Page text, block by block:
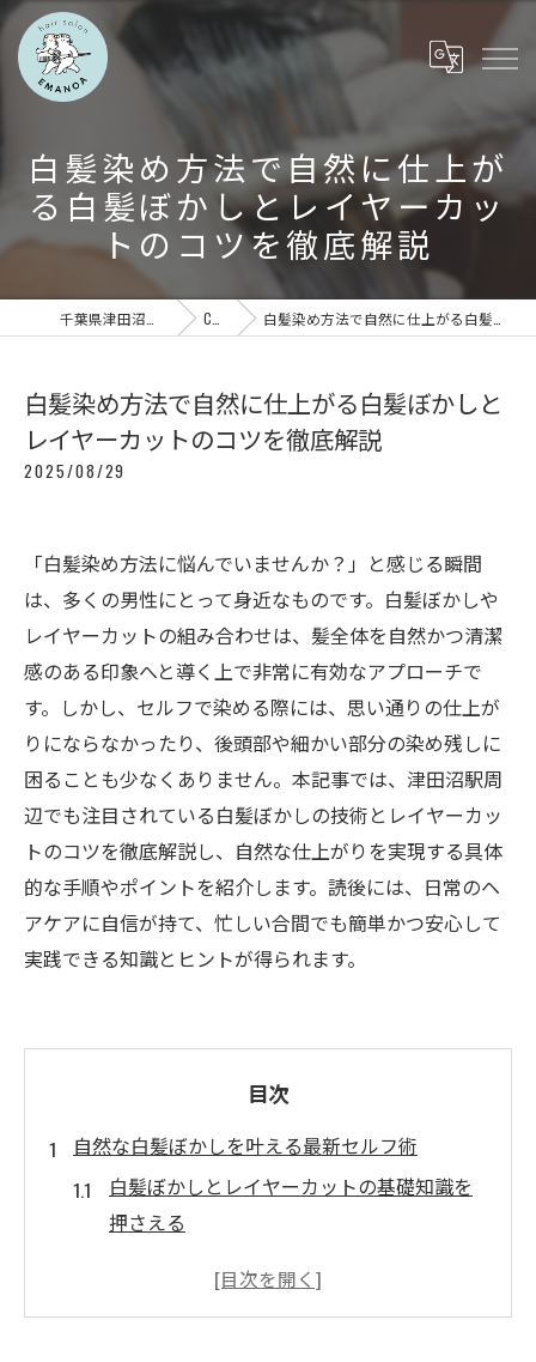
白髪染め方法で自然に仕上が
る白髪ぼかしとレイヤーカッ
トのコツを徹底解説
COLUMN 白髪染め方法で自然に仕上がる白髪ぼかしとレイヤーカットのコツを徹底解説
白髪染め方法で自然に仕上がる白髪ぼかしと
レイヤーカットのコツを徹底解説
2025/08/29
「白髪染め方法に悩んでいませんか？」と感じる瞬間
は、多くの男性にとって身近なものです。白髪ぼかしや
レイヤーカットの組み合わせは、髪全体を自然かつ清潔
感のある印象へと導く上で非常に有効なアプローチで
す。しかし、セルフで染める際には、思い通りの仕上が
りにならなかったり、後頭部や細かい部分の染め残しに
困ることも少なくありません。本記事では、津田沼駅周
辺でも注目されている白髪ぼかしの技術とレイヤーカッ
トのコツを徹底解説し、自然な仕上がりを実現する具体
的な手順やポイントを紹介します。読後には、日常のヘ
アケアに自信が持て、忙しい合間でも簡単かつ安心して
実践できる知識とヒントが得られます。
目次
自然な白髪ぼかしを叶える最新セルフ術
白髪ぼかしとレイヤーカットの基礎知識を
押さえる
津田沼駅周辺でも人気のセルフ白髪染め方